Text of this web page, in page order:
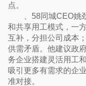
点。
、58同城CEO
和共享用工模式，一
互补，分担公司成本
供需矛盾。他建议政
务企业搭建灵活用工
吸引更多有需求的企
准对接。